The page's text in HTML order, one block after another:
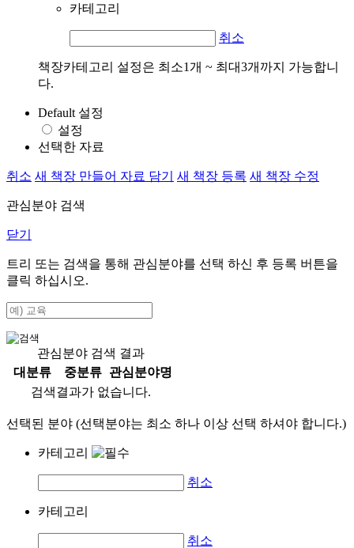
카테고리
취소
책장카테고리 설정은 최소1개 ~ 최대3개까지 가능합니
다.
Default 설정
설정
선택한 자료
취소 새 책장 만들어 자료 담기 새 책장 등록 새 책장 수정
관심분야 검색
닫기
트리 또는 검색을 통해 관심분야를 선택 하신 후 등록 버튼을
클릭 하십시오.
관심분야 검색 결과
대분류
중분류
관심분야명
검색결과가 없습니다.
선택된 분야 (선택분야는 최소 하나 이상 선택 하셔야 합니다.)
카테고리
취소
카테고리
취소